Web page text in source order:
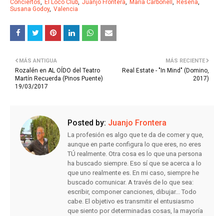
Conciertos El Loco Club Juanjo Frontera María Carbonell
Reseña
Susana Godoy Valencia
MÁS RECIENTE
Real Estate - "In Mind" (Domino,
2017)
MÁS ANTIGUA
Rozalén en AL OÍDO del Teatro
Martín Recuerda (Pinos Puente)
19/03/2017
Posted by: Juanjo Frontera
La profesión es algo que te da de comer y que,
aunque en parte configura lo que eres, no eres
TÚ realmente. Otra cosa es lo que una persona
ha buscado siempre. Eso sí que se acerca a lo
que uno realmente es. En mi caso, siempre he
buscado comunicar. A través de lo que sea:
escribir, componer canciones, dibujar... Todo
cabe. El objetivo es transmitir el entusiasmo
que siento por determinadas cosas, la mayoría